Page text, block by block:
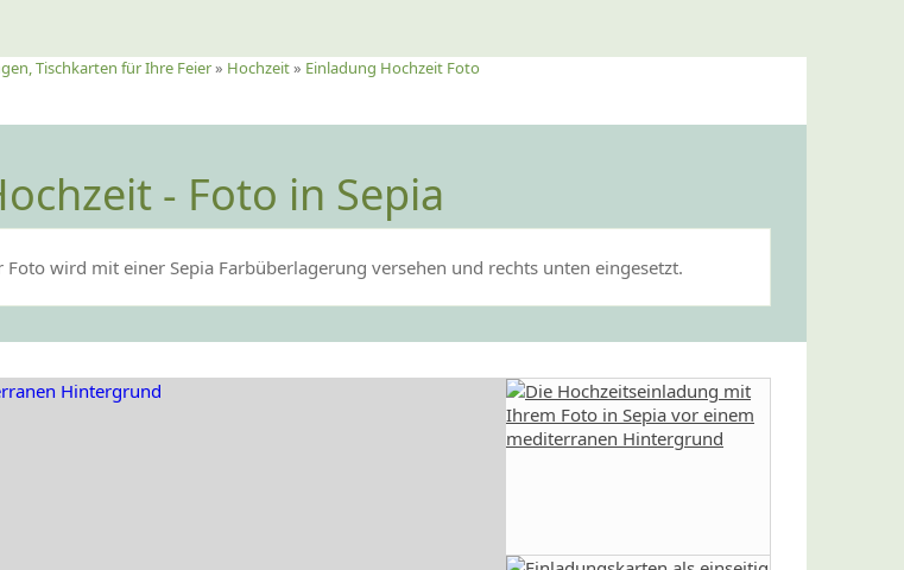
Tischkarten für Ihre Feier» Hochzeit» Einladung Hochzeit Foto
- Foto in Sepia
wird mit einer Sepia Farbüberlagerung versehen und rechts unten eingesetzt.